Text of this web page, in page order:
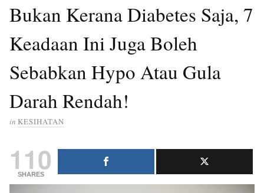
Bukan Kerana Diabetes Saja, 7
Keadaan Ini Juga Boleh
Sebabkan Hypo Atau Gula
Darah Rendah!
in KESIHATAN
110
SHARES